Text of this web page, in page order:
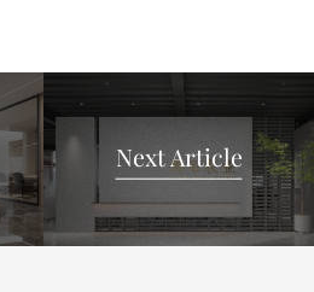
Next Article